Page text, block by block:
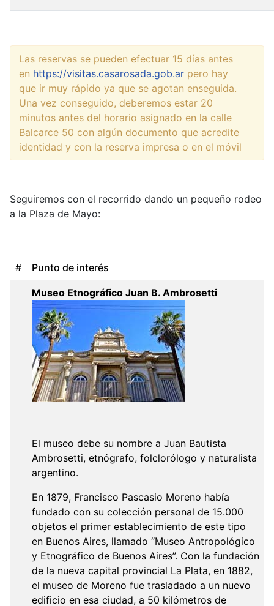
Las reservas se pueden efectuar 15 días antes
en https://visitas.casarosada.gob.ar pero hay
que ir muy rápido ya que se agotan enseguida.
Una vez conseguido, deberemos estar 20
minutos antes del horario asignado en la calle
Balcarce 50 con algún documento que acredite
identidad y con la reserva impresa o en el móvil
Seguiremos con el recorrido dando un pequeño rodeo
a la Plaza de Mayo:
# Punto de interés
Museo Etnográfico Juan B. Ambrosetti
El museo debe su nombre a Juan Bautista
Ambrosetti, etnógrafo, folclorólogo y naturalista
argentino.
En 1879, Francisco Pascasio Moreno había
fundado con su colección personal de 15.000
objetos el primer establecimiento de este tipo
en Buenos Aires, llamado “Museo Antropológico
y Etnográfico de Buenos Aires”. Con la fundación
de la nueva capital provincial La Plata, en 1882,
el museo de Moreno fue trasladado a un nuevo
edificio en esa ciudad, a 50 kilómetros de